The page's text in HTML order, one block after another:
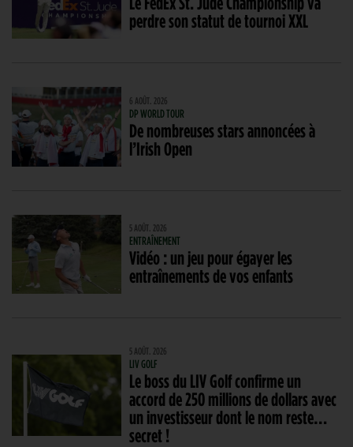
perdre son statut de tournoi XXL
6 AOÛT. 2026
DP WORLD TOUR
De nombreuses stars annoncées à
l’Irish Open
5 AOÛT. 2026
ENTRAÎNEMENT
Vidéo : un jeu pour égayer les
entraînements de vos enfants
5 AOÛT. 2026
LIV GOLF
Le boss du LIV Golf confirme un
accord de 250 millions de dollars avec
un investisseur dont le nom reste…
secret !